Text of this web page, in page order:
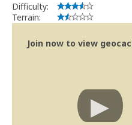
Difficulty:
Terrain:
Join now to view